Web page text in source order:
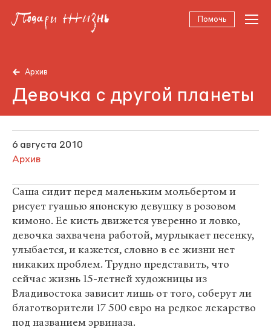
Помочь
Архив
Девочка с другой планеты
6 августа 2010
Архив
Саша сидит перед маленьким мольбертом и
рисует гуашью японскую девушку в розовом
кимоно. Ее кисть движется уверенно и ловко,
девочка захвачена работой, мурлыкает песенку,
улыбается, и кажется, словно в ее жизни нет
никаких проблем. Трудно представить, что
сейчас жизнь 15-летней художницы из
Владивостока зависит лишь от того, соберут ли
благотворители 17 500 евро на редкое лекарство
под названием эрвиназа.